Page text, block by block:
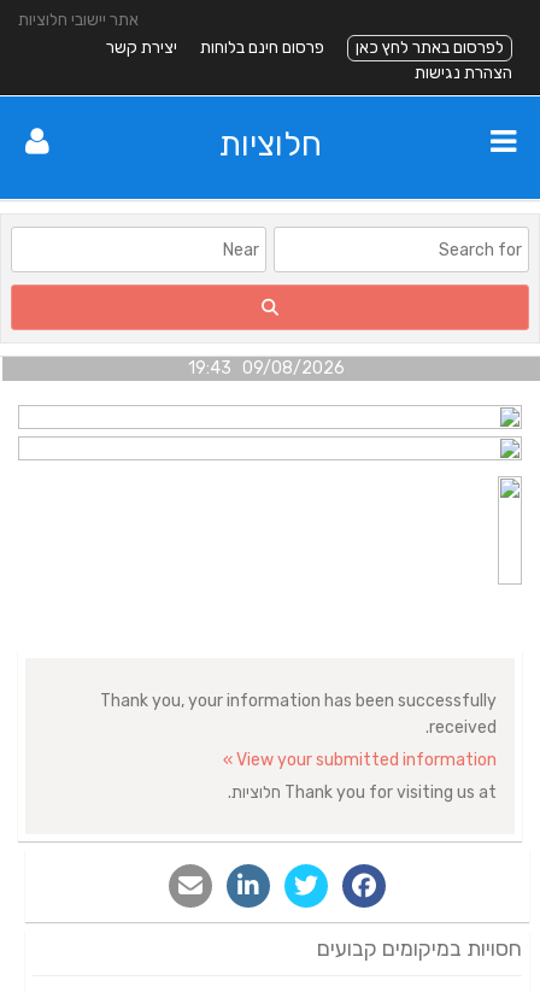
אתר יישובי חלוציות
לפרסום באתר לחץ כאן
פרסום חינם בלוחות
יצירת קשר
הצהרת נגישות
חלוציות
09/08/2026 19:43
Thank you, your information has been successfully
received.
View your submitted information »
Thank you for visiting us at חלוציות.
חסויות במיקומים קבועים